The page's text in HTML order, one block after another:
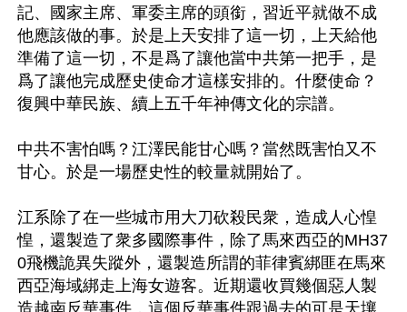
記、國家主席、軍委主席的頭銜，習近平就做不成
他應該做的事。於是上天安排了這一切，上天給他
準備了這一切，不是爲了讓他當中共第一把手，是
爲了讓他完成歷史使命才這樣安排的。什麼使命？
復興中華民族、續上五千年神傳文化的宗譜。
中共不害怕嗎？江澤民能甘心嗎？當然既害怕又不
甘心。於是一場歷史性的較量就開始了。
江系除了在一些城市用大刀砍殺民衆，造成人心惶
惶，還製造了衆多國際事件，除了馬來西亞的MH37
0飛機詭異失蹤外，還製造所謂的菲律賓綁匪在馬來
西亞海域綁走上海女遊客。近期還收買幾個惡人製
造越南反華事件，這個反華事件跟過去的可是天壤